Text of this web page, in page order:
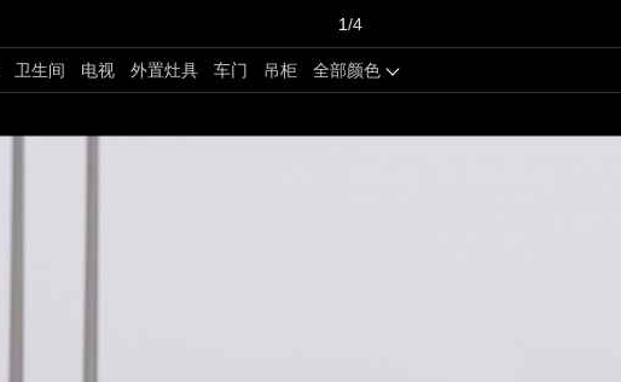
1/4
卫生间 电视 外置灶具 车门 吊柜 全部颜色